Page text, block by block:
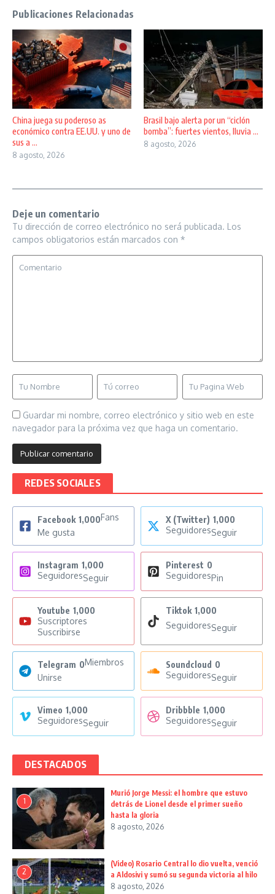
Publicaciones Relacionadas
China juega su poderoso as
económico contra EE.UU. y uno de
sus a ...
8 agosto, 2026
Brasil bajo alerta por un “ciclón
bomba”: fuertes vientos, lluvia ...
8 agosto, 2026
Deje un comentario
Tu dirección de correo electrónico no será publicada. Los
campos obligatorios están marcados con *
Guardar mi nombre, correo electrónico y sitio web en este
navegador para la próxima vez que haga un comentario.
REDES SOCIALES
Facebook 1,000Fans
Me gusta
X (Twitter) 1,000
SeguidoresSeguir
Instagram 1,000
SeguidoresSeguir
Pinterest 0
SeguidoresPin
Youtube 1,000
Suscriptores
Suscribirse
Tiktok 1,000
SeguidoresSeguir
Telegram 0Miembros
Unirse
Soundcloud 0
SeguidoresSeguir
Vimeo 1,000
SeguidoresSeguir
Dribbble 1,000
SeguidoresSeguir
DESTACADOS
1
Murió Jorge Messi: el hombre que estuvo
detrás de Lionel desde el primer sueño
hasta la gloria
8 agosto, 2026
2
(Video) Rosario Central lo dio vuelta, venció
a Aldosivi y sumó su segunda victoria al hilo
8 agosto, 2026